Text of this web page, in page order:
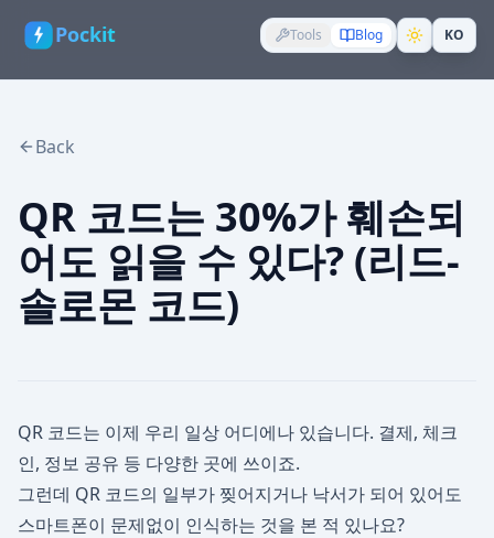
Pockit Tools Blog KO
Back
QR 코드는 30%가 훼손되
어도 읽을 수 있다? (리드-
솔로몬 코드)
QR 코드는 이제 우리 일상 어디에나 있습니다. 결제, 체크
인, 정보 공유 등 다양한 곳에 쓰이죠.
그런데 QR 코드의 일부가 찢어지거나 낙서가 되어 있어도
스마트폰이 문제없이 인식하는 것을 본 적 있나요?